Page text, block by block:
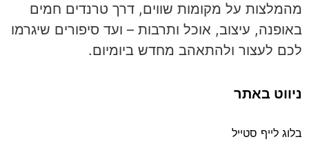
מהמלצות על מקומות שווים, דרך טרנדים חמים
באופנה, עיצוב, אוכל ותרבות – ועד סיפורים שיגרמו
לכם לעצור ולהתאהב מחדש ביומיום.
ניווט באתר
בלוג לייף סטייל